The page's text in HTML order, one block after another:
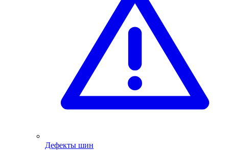
Дефекты шин